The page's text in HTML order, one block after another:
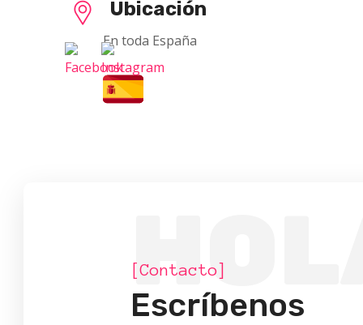
Ubicación
En toda España
[Contacto]
Escríbenos